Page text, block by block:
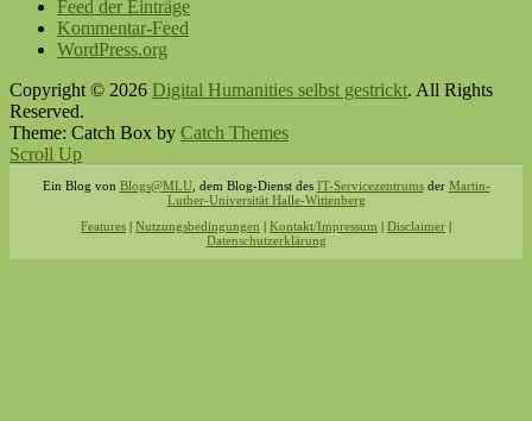
Feed der Einträge
Kommentar-Feed
WordPress.org
Copyright © 2026 Digital Humanities selbst gestrickt. All Rights
Reserved.
Theme: Catch Box by Catch Themes
Scroll Up
Ein Blog von Blogs@MLU, dem Blog-Dienst des IT-Servicezentrumsder Martin-
Luther-Universität Halle-Wittenberg
Features | Nutzungsbedingungen | Kontakt/Impressum | Disclaimer |
Datenschutzerklärung